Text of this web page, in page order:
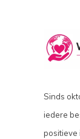
Sinds
iedere
positieve